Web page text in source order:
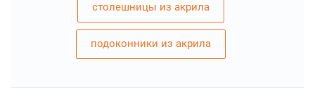
столешницы из акрила
подоконники из акрила